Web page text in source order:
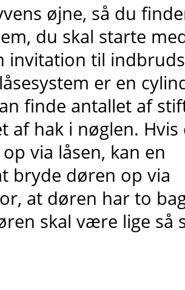
øjne, så du
du skal starte
invitation til
er en
finde antallet af
af hak i nøglen. Hvis
via låsen, kan en
bryde døren op via
at døren har to
skal være lige så